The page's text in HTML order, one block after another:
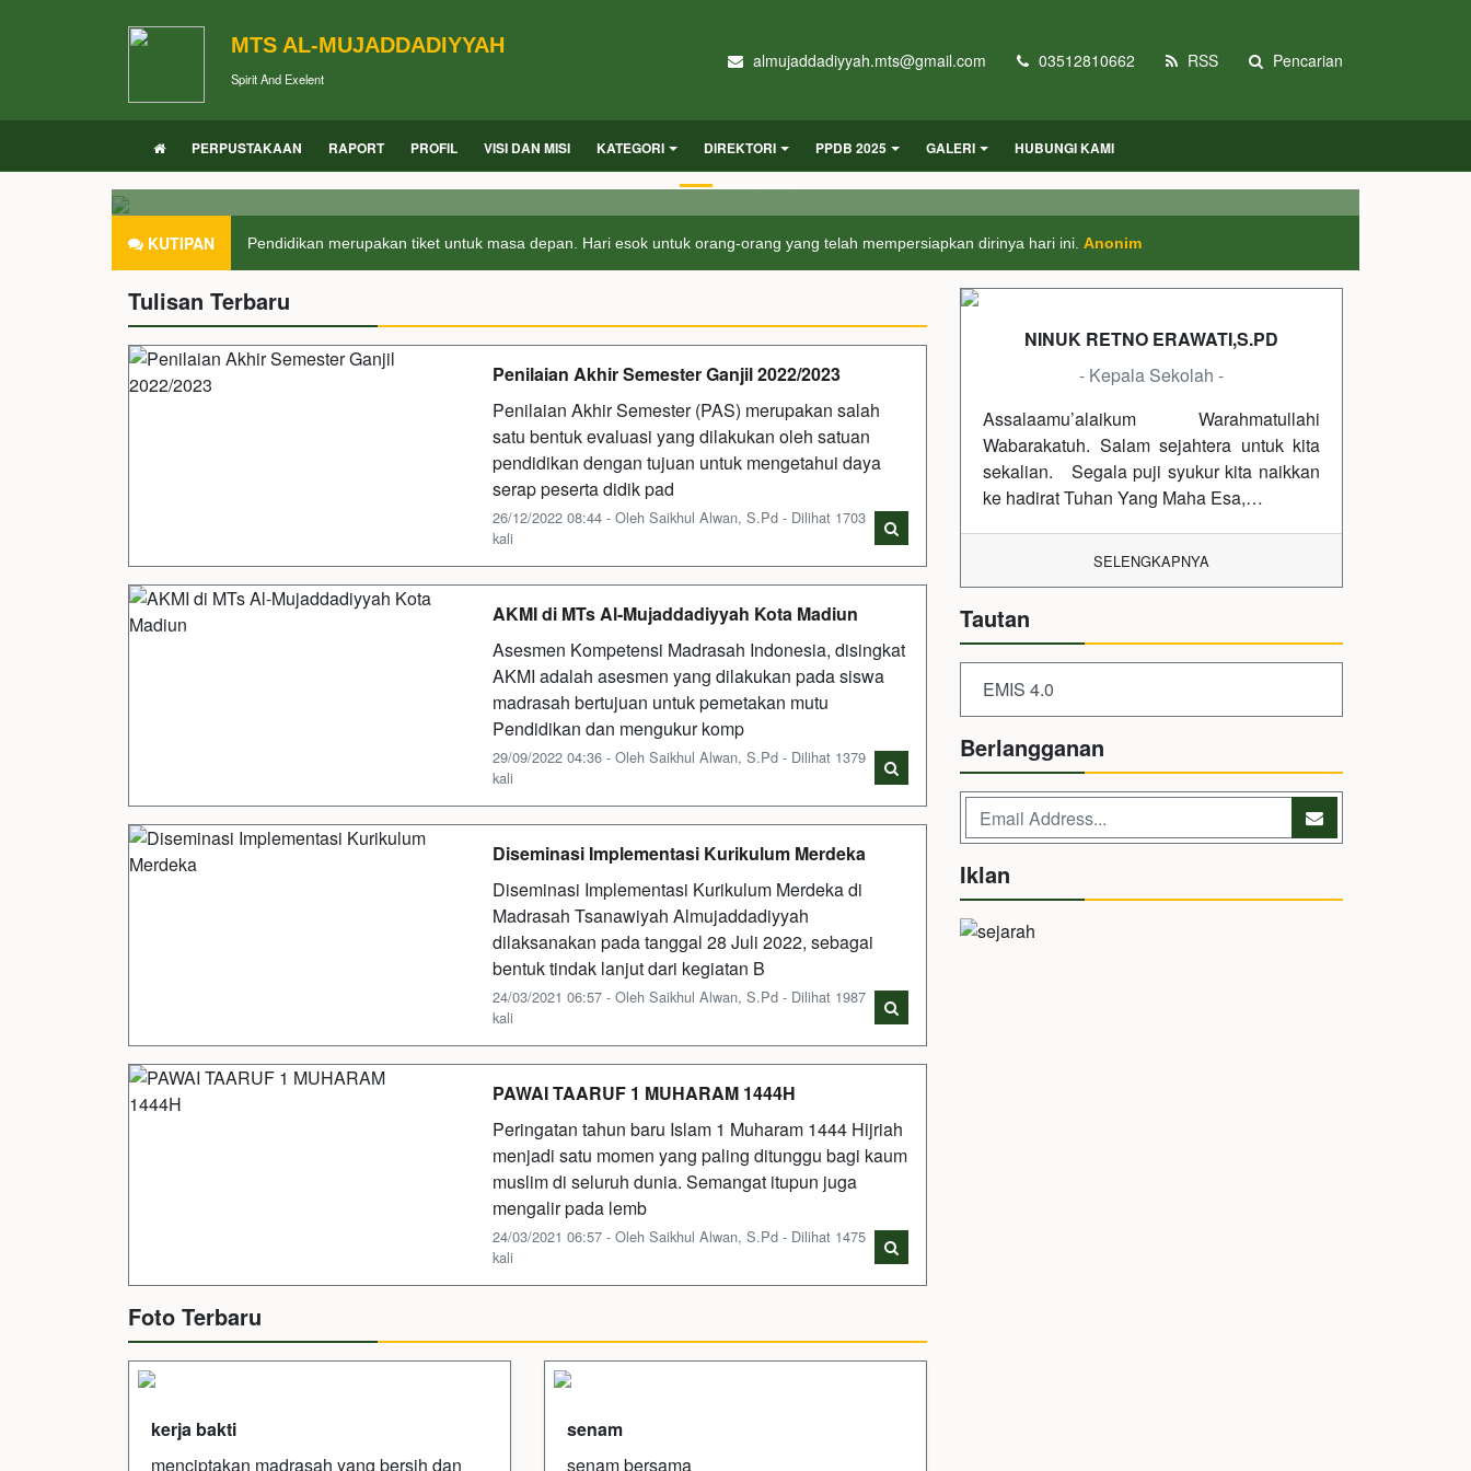
MTS AL-MUJADDADIYYAH
Spirit And Exelent
almujaddadiyyah.mts@gmail.com 03512810662 RSS Pencarian
PERPUSTAKAAN RAPORT PROFIL VISI DAN MISI KATEGORI DIREKTORI PPDB 2025 GALERI HUBUNGI KAMI
KUTIPAN Pendidikan merupakan tiket untuk masa depan. Hari esok untuk orang-orang yang telah mempersiapkan dirinya hari ini. Anonim
Tulisan Terbaru
Penilaian Akhir Semester Ganjil 2022/2023
Penilaian Akhir Semester (PAS) merupakan salah
satu bentuk evaluasi yang dilakukan oleh satuan
pendidikan dengan tujuan untuk mengetahui daya
serap peserta didik pad
26/12/2022 08:44 - Oleh Saikhul Alwan, S.Pd - Dilihat 1703
kali
AKMI di MTs Al-Mujaddadiyyah Kota Madiun
Asesmen Kompetensi Madrasah Indonesia, disingkat
AKMI adalah asesmen yang dilakukan pada siswa
madrasah bertujuan untuk pemetakan mutu
Pendidikan dan mengukur komp
29/09/2022 04:36 - Oleh Saikhul Alwan, S.Pd - Dilihat 1379
kali
Diseminasi Implementasi Kurikulum Merdeka
Diseminasi Implementasi Kurikulum Merdeka di
Madrasah Tsanawiyah Almujaddadiyyah
dilaksanakan pada tanggal 28 Juli 2022, sebagai
bentuk tindak lanjut dari kegiatan B
24/03/2021 06:57 - Oleh Saikhul Alwan, S.Pd - Dilihat 1987
kali
PAWAI TAARUF 1 MUHARAM 1444H
Peringatan tahun baru Islam 1 Muharam 1444 Hijriah
menjadi satu momen yang paling ditunggu bagi kaum
muslim di seluruh dunia. Semangat itupun juga
mengalir pada lemb
24/03/2021 06:57 - Oleh Saikhul Alwan, S.Pd - Dilihat 1475
kali
Foto Terbaru
kerja bakti
menciptakan madrasah yang bersih dan
senam
senam bersama
NINUK RETNO ERAWATI,S.PD
- Kepala Sekolah -
Assalaamu’alaikum Warahmatullahi
Wabarakatuh. Salam sejahtera untuk kita
sekalian. Segala puji syukur kita naikkan
ke hadirat Tuhan Yang Maha Esa,…
SELENGKAPNYA
Tautan
EMIS 4.0
Berlangganan
Iklan